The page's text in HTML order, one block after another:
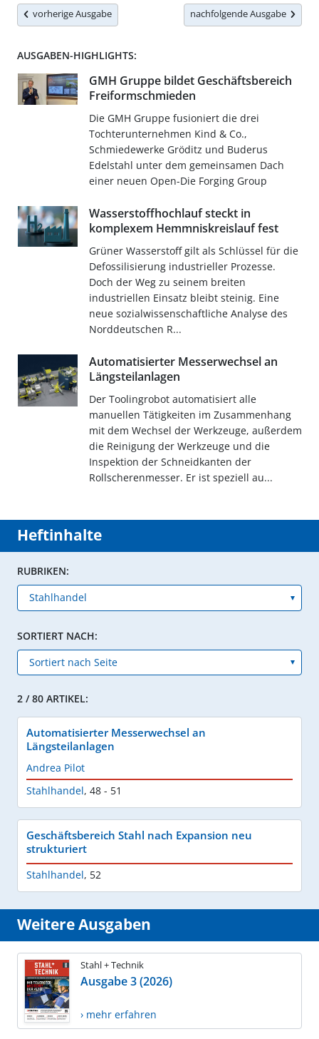
vorherige Ausgabe nachfolgende Ausgabe
AUSGABEN-HIGHLIGHTS:
GMH Gruppe bildet Geschäftsbereich
Freiformschmieden
Die GMH Gruppe fusioniert die drei
Tochterunternehmen Kind & Co.,
Schmiedewerke Gröditz und Buderus
Edelstahl unter dem gemeinsamen Dach
einer neuen Open-Die Forging Group
Wasserstoffhochlauf steckt in
komplexem Hemmniskreislauf fest
Grüner Wasserstoff gilt als Schlüssel für die
Defossilisierung industrieller Prozesse.
Doch der Weg zu seinem breiten
industriellen Einsatz bleibt steinig. Eine
neue sozialwissenschaftliche Analyse des
Norddeutschen R...
Automatisierter Messerwechsel an
Längsteilanlagen
Der Toolingrobot automatisiert alle
manuellen Tätigkeiten im Zusammenhang
mit dem Wechsel der Werkzeuge, außerdem
die Reinigung der Werkzeuge und die
Inspektion der Schneidkanten der
Rollscherenmesser. Er ist speziell au...
Heftinhalte
RUBRIKEN:
SORTIERT NACH:
2 / 80 ARTIKEL:
Automatisierter Messerwechsel an
Längsteilanlagen
Andrea Pilot
Stahlhandel, 48 - 51
Geschäftsbereich Stahl nach Expansion neu
strukturiert
Stahlhandel, 52
Weitere Ausgaben
Stahl + Technik
Ausgabe 3 (2026)
› mehr erfahren